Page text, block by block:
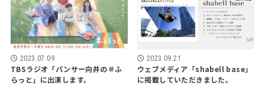
2023.07.09
TBSラジオ「パンサー向井の＃ふ
らっと」に出演します。
2023.09.21
ウェブメディア「shabell base」
に掲載していただきました。